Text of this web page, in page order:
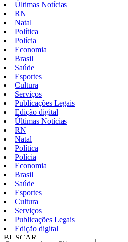
Últimas Notícias
RN
Natal
Política
Polícia
Economia
Brasil
Saúde
Esportes
Cultura
Serviços
Publicações Legais
Edição digital
Últimas Notícias
RN
Natal
Política
Polícia
Economia
Brasil
Saúde
Esportes
Cultura
Serviços
Publicações Legais
Edição digital
BUSCAR